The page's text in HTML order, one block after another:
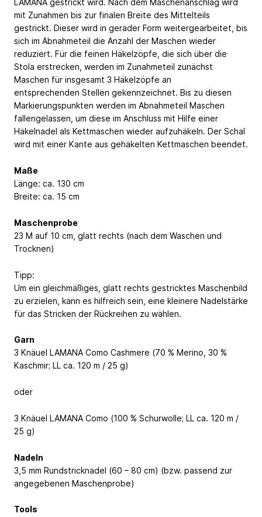
LAMANA gestrickt wird. Nach dem Maschenanschlag wird
mit Zunahmen bis zur finalen Breite des Mittelteils
gestrickt. Dieser wird in gerader Form weitergearbeitet, bis
sich im Abnahmeteil die Anzahl der Maschen wieder
reduziert. Für die feinen Häkelzöpfe, die sich über die
Stola erstrecken, werden im Zunahmeteil zunächst
Maschen für insgesamt 3 Häkelzöpfe an
entsprechenden Stellen gekennzeichnet. Bis zu diesen
Markierungspunkten werden im Abnahmeteil Maschen
fallengelassen, um diese im Anschluss mit Hilfe einer
Häkelnadel als Kettmaschen wieder aufzuhäkeln. Der Schal
wird mit einer Kante aus gehäkelten Kettmaschen beendet.
Maße
Länge: ca. 130 cm
Breite: ca. 15 cm
Maschenprobe
23 M auf 10 cm, glatt rechts (nach dem Waschen und
Trocknen)
Tipp:
Um ein gleichmäßiges, glatt rechts gestricktes Maschenbild
zu erzielen, kann es hilfreich sein, eine kleinere Nadelstärke
für das Stricken der Rückreihen zu wählen.
Garn
3 Knäuel LAMANA Como Cashmere (70 % Merino, 30 %
Kaschmir; LL ca. 120 m / 25 g)
oder
3 Knäuel LAMANA Como (100 % Schurwolle; LL ca. 120 m /
25 g)
Nadeln
3,5 mm Rundstricknadel (60 – 80 cm) (bzw. passend zur
angegebenen Maschenprobe)
Tools